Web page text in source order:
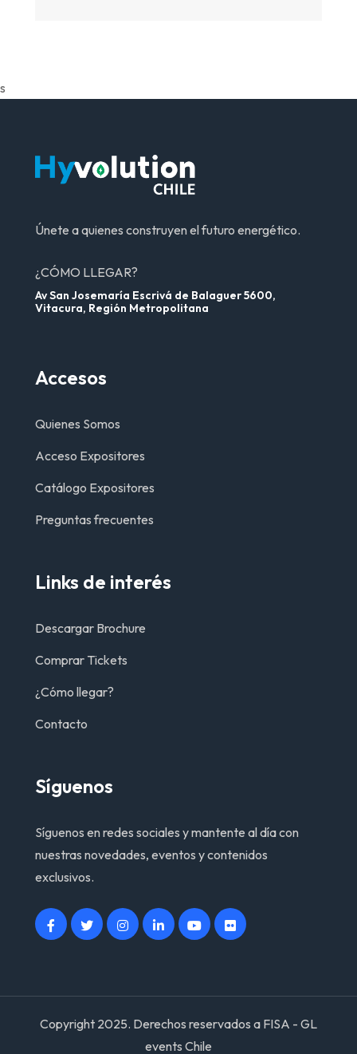
s
Únete a quienes construyen el futuro energético.
¿CÓMO LLEGAR?
Av San Josemaría Escrivá de Balaguer 5600,
Vitacura, Región Metropolitana
Accesos
Quienes Somos
Acceso Expositores
Catálogo Expositores
Preguntas frecuentes
Links de interés
Descargar Brochure
Comprar Tickets
¿Cómo llegar?
Contacto
Síguenos
Síguenos en redes sociales y mantente al día con
nuestras novedades, eventos y contenidos
exclusivos.
Copyright 2025. Derechos reservados a FISA - GL
events Chile